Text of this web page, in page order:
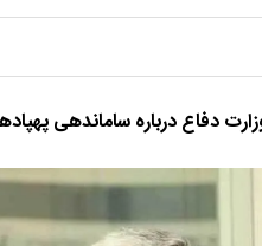
دفاع درباره ساماندهی